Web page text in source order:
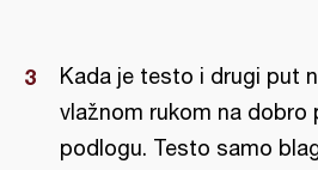
Kada je testo i drugi put
vlažnom rukom na dobro
podlogu. Testo samo